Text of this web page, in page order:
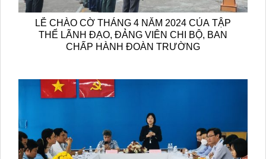
LỄ CHÀO CỜ THÁNG 4 NĂM 2024 CỦA TẬP
THỂ LÃNH ĐẠO, ĐẢNG VIÊN CHI BỘ, BAN
CHẤP HÀNH ĐOÀN TRƯỜNG